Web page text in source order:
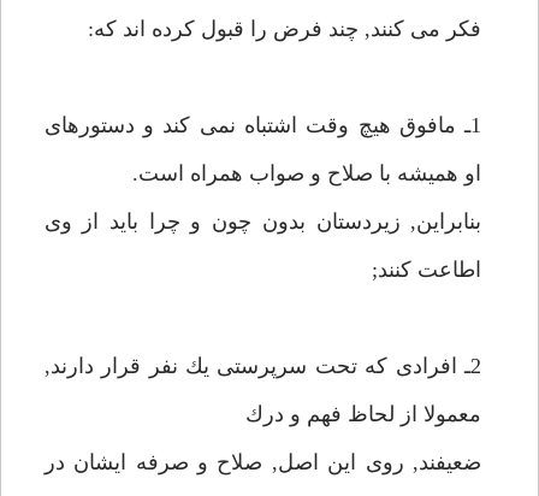
فكر مى كنند, چند فرض را قبول كرده اند كه:
1ـ مافوق هيچ وقت اشتباه نمى كند و دستورهاى
او هميشه با صلاح و صواب همراه است.
بنابراين, زيردستان بدون چون و چرا بايد از وى
اطاعت كنند;
2ـ افرادى كه تحت سرپرستى يك نفر قرار دارند,
معمولا از لحاظ فهم و درك
ضعيفند, روى اين اصل, صلاح و صرفه ايشان در